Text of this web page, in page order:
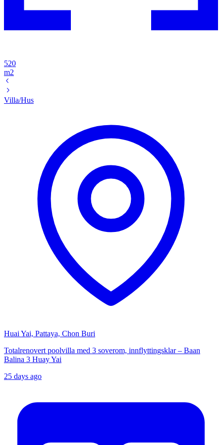
520
m2
Villa/Hus
Huai Yai, Pattaya, Chon Buri
Totalrenovert poolvilla med 3 soverom, innflyttingsklar – Baan
Balina 3 Huay Yai
25 days ago